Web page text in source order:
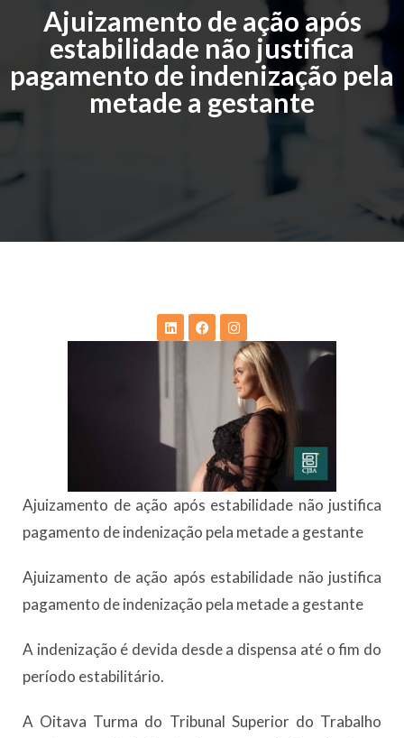
Ajuizamento de ação após
estabilidade não justifica
pagamento de indenização pela
metade a gestante
Ajuizamento de ação após estabilidade não justifica
pagamento de indenização pela metade a gestante
Ajuizamento de ação após estabilidade não justifica
pagamento de indenização pela metade a gestante
A indenização é devida desde a dispensa até o fim do
período estabilitário.
A Oitava Turma do Tribunal Superior do Trabalho